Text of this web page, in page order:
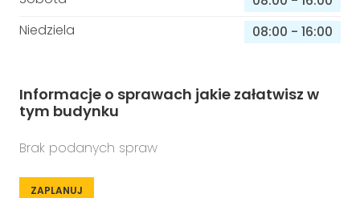
Niedziela
08:00 - 16:00
Informacje o sprawach jakie załatwisz w
tym budynku
Brak podanych spraw
ZAPLANUJ